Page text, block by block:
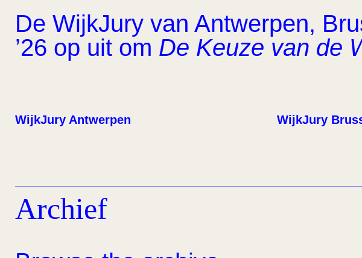
De WijkJury van Antwerpen,
’26 op uit om De Keuze van de
WijkJury Antwerpen WijkJury
Archief